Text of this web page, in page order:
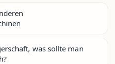
was sollte man